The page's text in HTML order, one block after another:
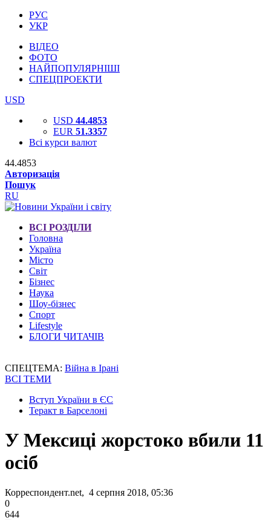
РУС
УКР
ВІДЕО
ФОТО
НАЙПОПУЛЯРНІШІ
СПЕЦПРОЕКТИ
USD
USD 44.4853
EUR 51.3357
Всі курси валют
44.4853
Авторизація
Пошук
RU
ВСІ РОЗДІЛИ
Головна
Україна
Місто
Світ
Бізнес
Наука
Шоу-бізнес
Спорт
Lifestyle
БЛОГИ ЧИТАЧІВ
СПЕЦТЕМА: Війна в Ірані
ВСІ ТЕМИ
Вступ України в ЄС
Теракт в Барселоні
У Мексиці жорстоко вбили 11
осіб
Корреспондент.net, 4 серпня 2018, 05:36
0
644